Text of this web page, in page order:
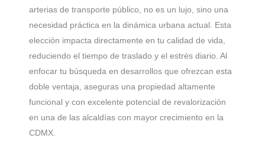
arterias de transporte público, no es un lujo, sino una
necesidad práctica en la dinámica urbana actual. Esta
elección impacta directamente en tu calidad de vida,
reduciendo el tiempo de traslado y el estrés diario. Al
enfocar tu búsqueda en desarrollos que ofrezcan esta
doble ventaja, aseguras una propiedad altamente
funcional y con excelente potencial de revalorización
en una de las alcaldías con mayor crecimiento en la
CDMX.